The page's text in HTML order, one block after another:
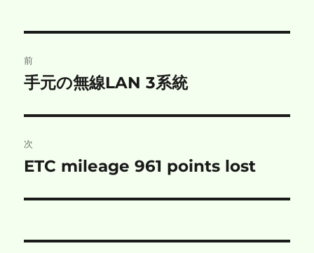
稿
ビ
ゲ
ー
前
前
投
稿:
手元の無線LAN 3系統
次
次
投
ETC mileage 961 points lost